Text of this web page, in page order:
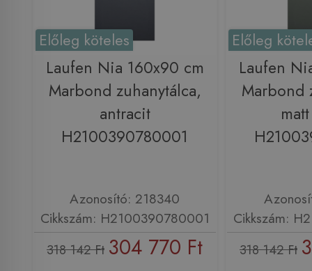
Előleg köteles
Laufen Nia 160x90 cm
Marbond zuhanytálca,
antracit
H2100390780001
Azonosító: 218340
Cikkszám: H2100390780001
318 142 Ft 304 770 Ft
Előleg
Laufen
Marbond
Cikkszám:
318 142 Ft